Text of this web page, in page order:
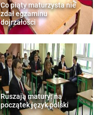
Co piąty maturzysta nie
zdał egzaminu
dojrzałości
Ruszają matury: na
początek język polski